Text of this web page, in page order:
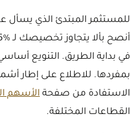
للمستثمر المبتدئ الذي يسأل
في بداية الطريق. التنويع
بمفردها. للاطلاع على إطار
الاستفادة من صفحة الأسهم
القطاعات المختلفة.